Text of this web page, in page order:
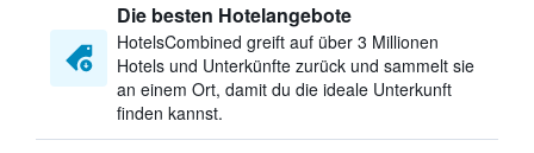
Die besten Hotelangebote
HotelsCombined greift auf über 3 Millionen
Hotels und Unterkünfte zurück und sammelt sie
an einem Ort, damit du die ideale Unterkunft
finden kannst.